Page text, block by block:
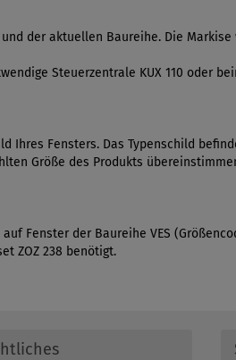
der aktuellen Baureihe. Die
Steuerzentrale KUX 110 oder
Ihres Fensters. Das Typenschild
Größe des Produkts
Fenster der Baureihe VES
ZOZ 238 benötigt.